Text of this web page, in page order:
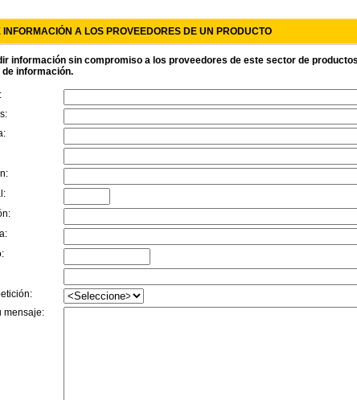
INFORMACIÓN A LOS PROVEEDORES DE UN PRODUCTO
información sin compromiso a los proveedores de este sector de
información.
mensaje: